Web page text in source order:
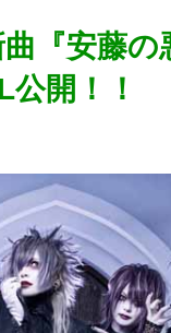
曲『安藤
開！！